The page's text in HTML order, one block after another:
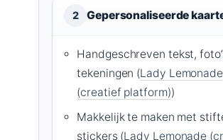
2 Gepersonaliseerde
Handgeschreven tekst,
tekeningen (Lady Lemonade
(creatief platform))
Makkelijk te maken met
stickers (Lady Lemonade